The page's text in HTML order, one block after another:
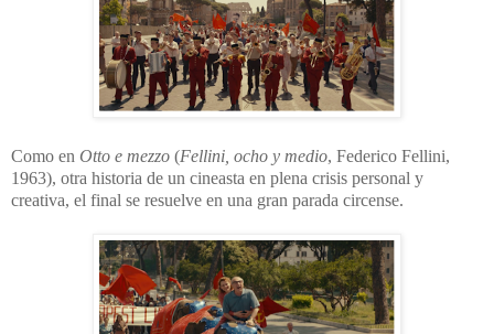
Como en Otto e mezzo (Fellini, ocho y medio, Federico Fellini,
1963), otra historia de un cineasta en plena crisis personal y
creativa, el final se resuelve en una gran parada circense.